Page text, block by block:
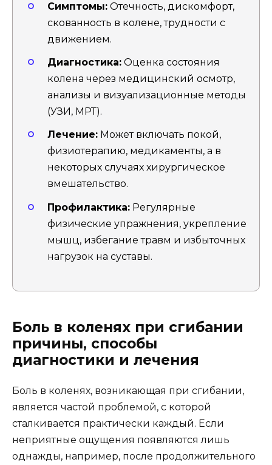
Симптомы: Отечность, дискомфорт,
скованность в колене, трудности с
движением.
Диагностика: Оценка состояния
колена через медицинский осмотр,
анализы и визуализационные методы
(УЗИ, МРТ).
Лечение: Может включать покой,
физиотерапию, медикаменты, а в
некоторых случаях хирургическое
вмешательство.
Профилактика: Регулярные
физические упражнения, укрепление
мышц, избегание травм и избыточных
нагрузок на суставы.
Боль в коленях при сгибании
причины, способы
диагностики и лечения
Боль в коленях, возникающая при сгибании,
является частой проблемой, с которой
сталкивается практически каждый. Если
неприятные ощущения появляются лишь
однажды, например, после продолжительного